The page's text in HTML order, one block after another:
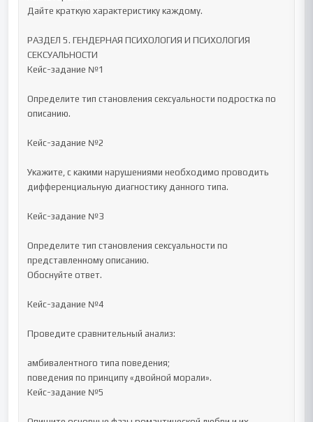
Дайте краткую характеристику каждому.
РАЗДЕЛ 5. ГЕНДЕРНАЯ ПСИХОЛОГИЯ И ПСИХОЛОГИЯ
СЕКСУАЛЬНОСТИ
Кейс-задание №1
Определите тип становления сексуальности подростка по
описанию.
Кейс-задание №2
Укажите, с какими нарушениями необходимо проводить
дифференциальную диагностику данного типа.
Кейс-задание №3
Определите тип становления сексуальности по
представленному описанию.
Обоснуйте ответ.
Кейс-задание №4
Проведите сравнительный анализ:
амбивалентного типа поведения;
поведения по принципу «двойной морали».
Кейс-задание №5